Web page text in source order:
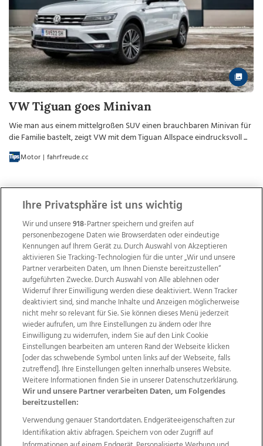
VW Tiguan goes Minivan
Wie man aus einem mittelgroßen SUV einen brauchbaren Minivan für
die Familie bastelt, zeigt VW mit dem Tiguan Allspace eindrucksvoll ...
Motor | fahrfreude.cc
Wir über uns Mediadaten Kontakt
Jobs
Datenschutz
Impressum
AGB Anzeigekunden
AGB Website
Ehrenkodex Politische Werbung
Weitere Angebote des Medienhauses Wimmer
Ihre Privatsphäre ist uns wichtig
Wir und unsere918-Partner speichern und greifen auf
personenbezogene Daten wie Browserdaten oder eindeutige
Kennungen auf Ihrem Gerät zu. Durch Auswahl von Akzeptieren
aktivieren Sie Tracking-Technologien für die unter „Wir und unsere
Partner verarbeiten Daten, um Ihnen Dienste bereitzustellen“
aufgeführten Zwecke. Durch Auswahl von Alle ablehnen oder
Widerruf Ihrer Einwilligung werden diese deaktiviert. Wenn Tracker
deaktiviert sind, sind manche Inhalte und Anzeigen möglicherweise
nicht mehr so relevant für Sie. Sie können dieses Menü jederzeit
wieder aufrufen, um Ihre Einstellungen zu ändern oder Ihre
Einwilligung zu widerrufen, indem Sie auf den Link Cookie
Einstellungen bearbeiten am unteren Rand der Webseite klicken
[oder das schwebende Symbol unten links auf der Webseite, falls
zutreffend]. Ihre Einstellungen gelten innerhalb unseres Website.
Weitere Informationen finden Sie in unserer Datenschutzerklärung.
Wir und unsere Partner verarbeiten Daten, um Folgendes
bereitzustellen:
Verwendung genauer Standortdaten. Endgeräteeigenschaften zur
Identifikation aktiv abfragen. Speichern von oder Zugriff auf